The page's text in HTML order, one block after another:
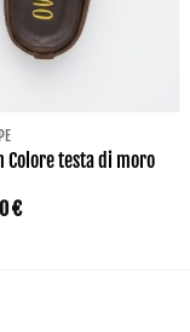
Colore testa di moro
€